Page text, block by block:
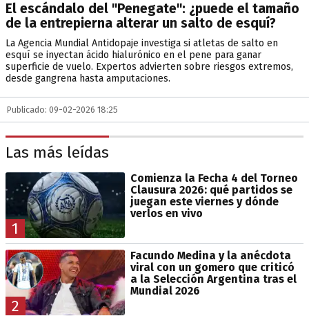
El escándalo del "Penegate": ¿puede el tamaño
de la entrepierna alterar un salto de esquí?
La Agencia Mundial Antidopaje investiga si atletas de salto en
esquí se inyectan ácido hialurónico en el pene para ganar
superficie de vuelo. Expertos advierten sobre riesgos extremos,
desde gangrena hasta amputaciones.
Publicado: 09-02-2026 18:25
Las más leídas
1
Comienza la Fecha 4 del Torneo
Clausura 2026: qué partidos se
juegan este viernes y dónde
verlos en vivo
2
Facundo Medina y la anécdota
viral con un gomero que criticó
a la Selección Argentina tras el
Mundial 2026